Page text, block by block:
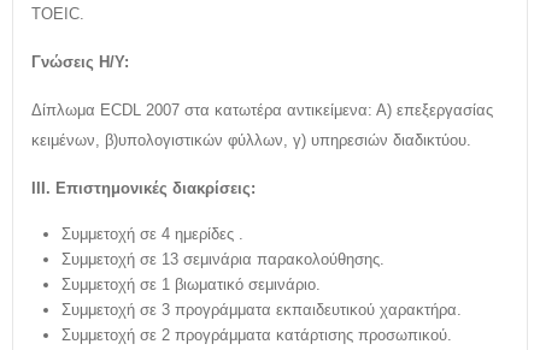
TOEIC.
Γνώσεις Η/Υ:
Δίπλωμα ECDL 2007 στα κατωτέρα αντικείμενα: Α) επεξεργασίας
κειμένων, β)υπολογιστικών φύλλων, γ) υπηρεσιών διαδικτύου.
ΙΙΙ. Επιστημονικές διακρίσεις:
Συμμετοχή σε 4 ημερίδες .
Συμμετοχή σε 13 σεμινάρια παρακολούθησης.
Συμμετοχή σε 1 βιωματικό σεμινάριο.
Συμμετοχή σε 3 προγράμματα εκπαιδευτικού χαρακτήρα.
Συμμετοχή σε 2 προγράμματα κατάρτισης προσωπικού.